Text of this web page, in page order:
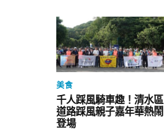
美食
千人踩風騎車趣！清水區
道路踩風親子嘉年華熱鬧
登場